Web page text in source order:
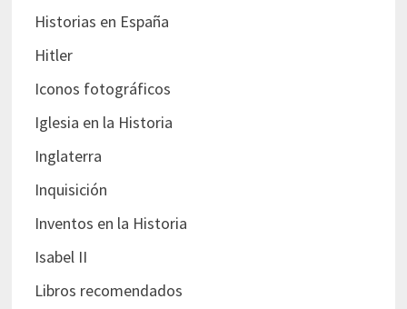
Historias en España
Hitler
Iconos fotográficos
Iglesia en la Historia
Inglaterra
Inquisición
Inventos en la Historia
Isabel II
Libros recomendados